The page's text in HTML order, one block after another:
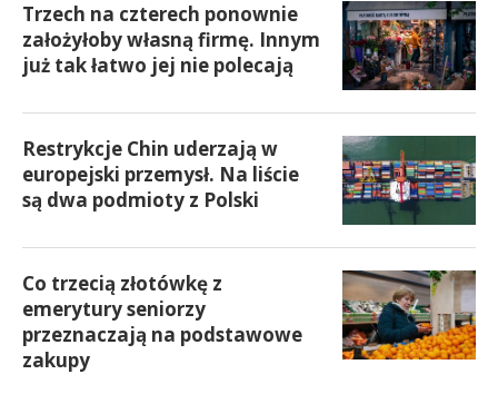
Trzech na czterech ponownie
założyłoby własną firmę. Innym
już tak łatwo jej nie polecają
Restrykcje Chin uderzają w
europejski przemysł. Na liście
są dwa podmioty z Polski
Co trzecią złotówkę z
emerytury seniorzy
przeznaczają na podstawowe
zakupy